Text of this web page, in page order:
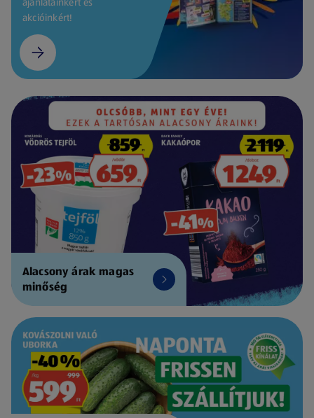
akcióinkért!
Alacsony árak magas
minőség